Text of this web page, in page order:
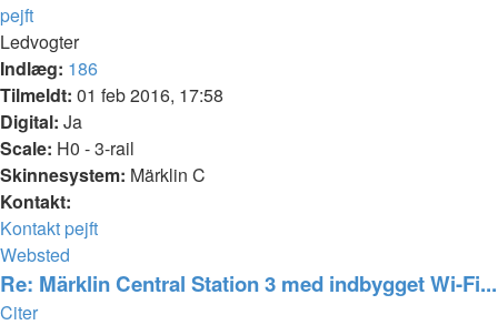
pejft
Ledvogter
Indlæg: 186
Tilmeldt: 01 feb 2016, 17:58
Digital: Ja
Scale: H0 - 3-rail
Skinnesystem: Märklin C
Kontakt:
Kontakt pejft
Websted
Re: Märklin Central Station 3 med indbygget Wi-Fi...
Citer